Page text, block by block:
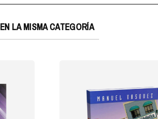
EN LA MISMA CATEGORÍA